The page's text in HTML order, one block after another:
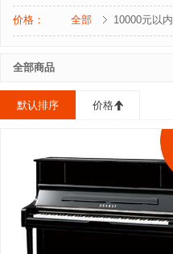
价格： 全部 10000元以内
全部商品
默认排序 价格